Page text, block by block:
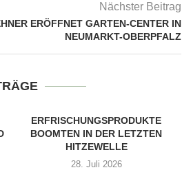
Nächster Beitrag
ERÖFFNET GARTEN-CENTER IN
NEUMARKT-OBERPFALZ
ERFRISCHUNGSPRODUKTE
BOOMTEN IN DER LETZTEN
HITZEWELLE
28. Juli 2026